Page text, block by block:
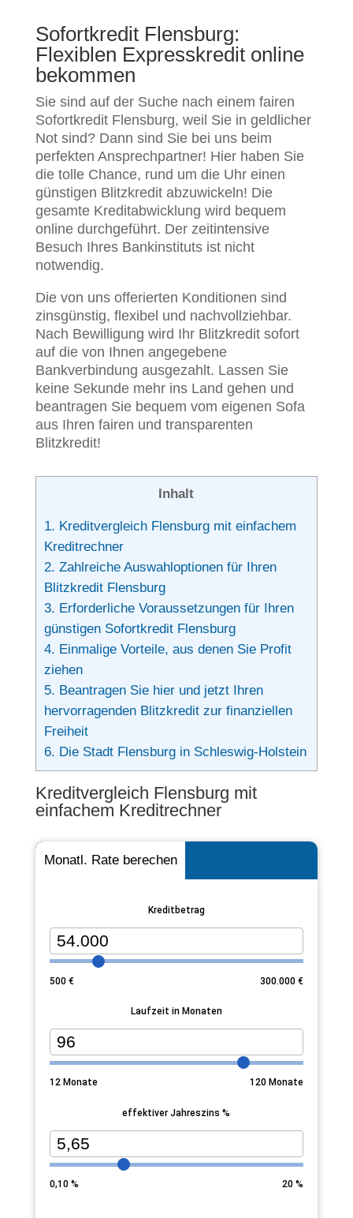
Sofortkredit Flensburg:
Flexiblen Expresskredit online
bekommen
Sie sind auf der Suche nach einem fairen
Sofortkredit Flensburg, weil Sie in geldlicher
Not sind? Dann sind Sie bei uns beim
perfekten Ansprechpartner! Hier haben Sie
die tolle Chance, rund um die Uhr einen
günstigen Blitzkredit abzuwickeln! Die
gesamte Kreditabwicklung wird bequem
online durchgeführt. Der zeitintensive
Besuch Ihres Bankinstituts ist nicht
notwendig.
Die von uns offerierten Konditionen sind
zinsgünstig, flexibel und nachvollziehbar.
Nach Bewilligung wird Ihr Blitzkredit sofort
auf die von Ihnen angegebene
Bankverbindung ausgezahlt. Lassen Sie
keine Sekunde mehr ins Land gehen und
beantragen Sie bequem vom eigenen Sofa
aus Ihren fairen und transparenten
Blitzkredit!
Inhalt
1. Kreditvergleich Flensburg mit einfachem
Kreditrechner
2. Zahlreiche Auswahloptionen für Ihren
Blitzkredit Flensburg
3. Erforderliche Voraussetzungen für Ihren
günstigen Sofortkredit Flensburg
4. Einmalige Vorteile, aus denen Sie Profit
ziehen
5. Beantragen Sie hier und jetzt Ihren
hervorragenden Blitzkredit zur finanziellen
Freiheit
6. Die Stadt Flensburg in Schleswig-Holstein
Kreditvergleich Flensburg mit
einfachem Kreditrechner
Monatl. Rate berechen
Kreditbetrag
500€ 300.000 €
Laufzeit in Monaten
12Monate 120 Monate
effektiver Jahreszins %
0,10% 20 %